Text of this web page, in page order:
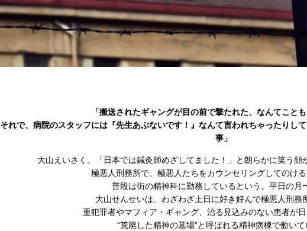
「搬送されたギャングが目の前で撃たれた、なんてことも
それで、病院のスタッフには『先生あぶないです！』なんて言われちゃったりし
事」
大山えいさく。「日本では鍼灸師めざしてました！」と朗らかに笑う顔
極悪人刑務所で、極悪人たちをカウンセリングしてのけ
普段は街の精神科に勤務しているという。平日の月
大山せんせいは、わざわざ土日に好き好んで極悪人刑務
重犯罪者やマフィア・ギャング、治る見込みのない患者が
“荒廃した精神の墓場”と呼ばれる精神病棟で働いて